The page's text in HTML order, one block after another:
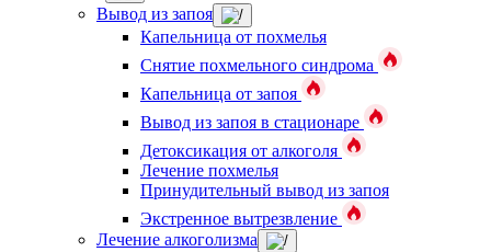
Вывод из запоя
Капельница от похмелья
Снятие похмельного синдрома
Капельница от запоя
Вывод из запоя в стационаре
Детоксикация от алкоголя
Лечение похмелья
Принудительный вывод из запоя
Экстренное вытрезвление
Лечение алкоголизма